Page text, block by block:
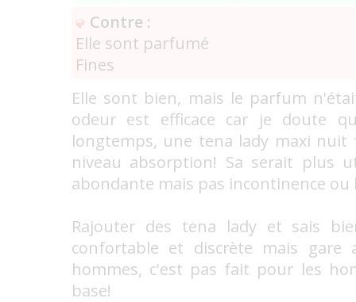
Contre :
Elle sont parfumé
Fines
Elle sont bien, mais le parfum
odeur est efficace car je doute
longtemps, une tena lady maxi
niveau absorption! Sa serait plus
abondante mais pas incontinence ou
Rajouter des tena lady et sais
confortable et discrète mais
hommes, c'est pas fait pour les
base!